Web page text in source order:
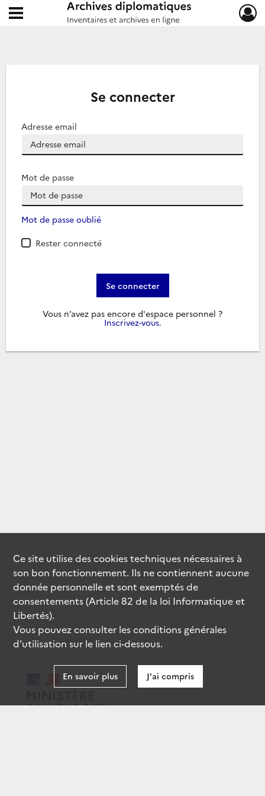
Archives diplomatiques
Ouvrir le menu déroulant
Se connecter
Adresse email
Mot de passe
Mot de passe oublié
Rester connecté
Se connecter
Vous n’avez pas encore d'espace personnel ?
Inscrivez-vous.
Ce site utilise descookiestechniques nécessaires à
son bon fonctionnement. Ils ne contiennent aucune
donnée personnelle et sont exemptés de
consentements (Article 82 de la loi Informatique et
Libertés).
Vous pouvez consulter les conditions générales
d’utilisation sur le lien ci-dessous.
En savoir plus J'ai compris